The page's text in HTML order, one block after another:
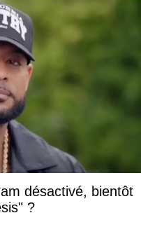
désactivé, bientôt
?